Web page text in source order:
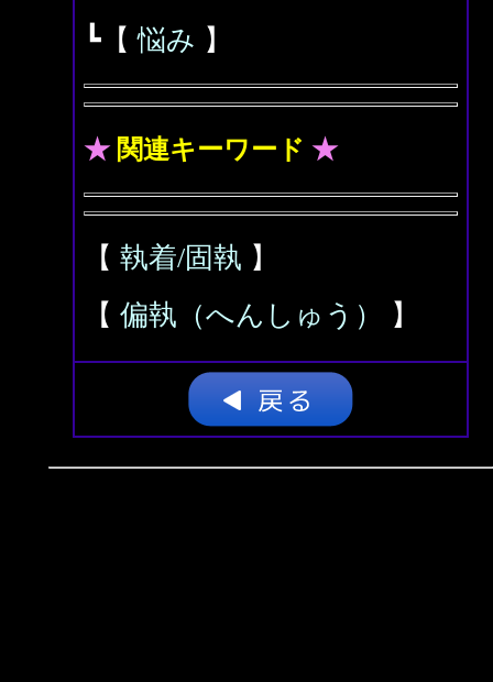
┗【悩み 】
★ 関連キーワード ★
【 執着/固執 】
【 偏執（へんしゅう） 】